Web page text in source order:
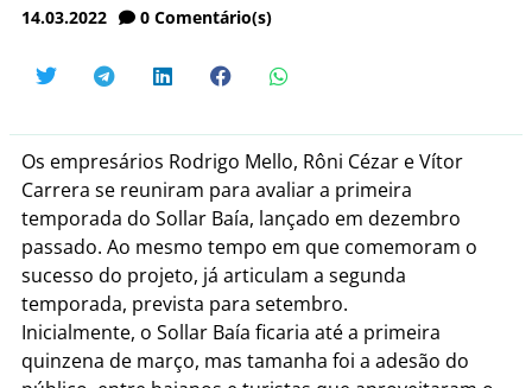
14.03.2022 0 Comentário(s)
Os empresários Rodrigo Mello, Rôni Cézar e Vítor
Carrera se reuniram para avaliar a primeira
temporada do Sollar Baía, lançado em dezembro
passado. Ao mesmo tempo em que comemoram o
sucesso do projeto, já articulam a segunda
temporada, prevista para setembro.
Inicialmente, o Sollar Baía ficaria até a primeira
quinzena de março, mas tamanha foi a adesão do